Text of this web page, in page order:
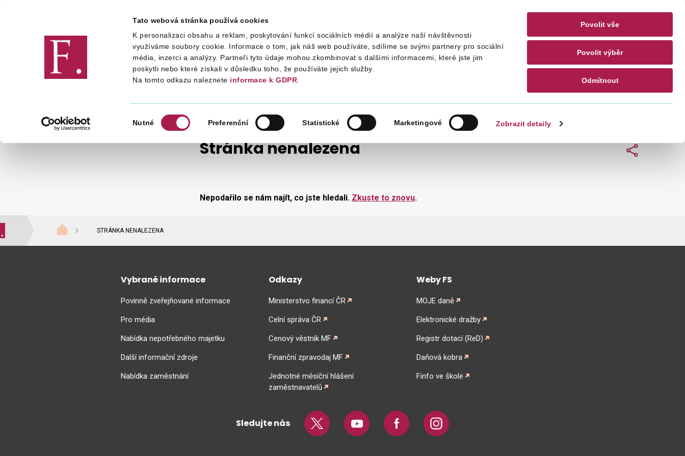
Tato webová stránka používá cookies
K personalizaci obsahu a reklam, poskytování funkcí sociálních médií a analýze naší návštěvnosti
využíváme soubory cookie. Informace o tom, jak náš web používáte, sdílíme se svými partnery pro sociální
média, inzerci a analýzy. Partneři tyto údaje mohou zkombinovat s dalšími informacemi, které jste jim
poskytli nebo které získali v důsledku toho, že používáte jejich služby.
Na tomto odkazu naleznete informace k GDPR.
souhlasu
Nutné Preferenční Statistické Marketingové Zobrazit detaily
Povolit vše
Povolit výběr
Odmítnout
Finanční správa Daně Mezinárodní spolupráce Kontakty CZ EN
Stránka nenalezena Sdílet
Nepodařilo se nám najít, co jste hledali. Zkuste to znovu.
STRÁNKA NENALEZENA
Vybrané informace
Povinně zveřejňované informace
Pro média
Nabídka nepotřebného majetku
Další informační zdroje
Nabídka zaměstnání
Odkazy
Ministerstvo financí ČR
Celní správa ČR
Cenový věstník MF
Finanční zpravodaj MF
Jednotné měsíční hlášení
zaměstnavatelů
Weby FS
MOJE daně
Elektronické dražby
Registr dotací (ReD)
Daňová kobra
Finfo ve škole
Sledujte nás Twitter Youtube Facebook Instagram